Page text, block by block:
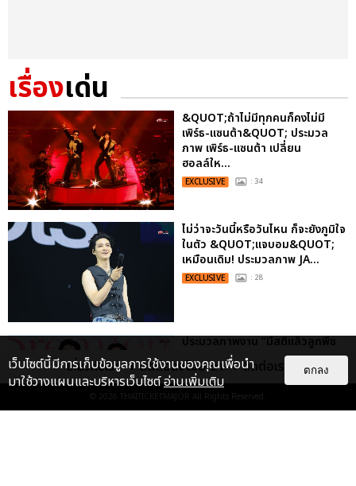
เรื่องเด่น
&QUOT;ถ้าไม่มีทุกคนก็คงไม่มี
เพิร์ธ-แซนต้า&QUOT; ประมวล
ภาพ เพิร์ธ-แซนต้า เปลี่ยน
ฮอลล์ให...
EXCLUSIVE : 34
ไม่ว่าจะวันนี้หรือวันไหน ก็จะยังภูมิใจ
ในตัว &QUOT;แจบอม&QUOT;
เหมือนเดิม! ประมวลภาพ JA...
EXCLUSIVE : 28
ประมวลภาพงาน “มีสติแล้วลูกพีช
PEACH AND ME PREMIERE
NIGHT” ปอนด์-ภูวินทร์ คลั่งรัก
หวา...
เกี่ยวกับเรา ติดต่อลงโฆษณา ติดต่อเรา
© 2026 THAITICKETMAJOR All Rights Reserved.
เว็บไซต์นี้มีการเก็บข้อมูลการใช้งานของคุณเพื่อนำ
มาใช้วางแผนและบริหารเว็บไซต์อ่านเพิ่มเติม
ตกลง